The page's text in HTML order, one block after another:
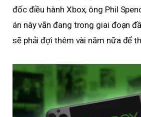
đốc điều hành Xbox, ông Phil
án này vẫn đang trong giai đoạn
sẽ phải đợi thêm vài năm nữa để